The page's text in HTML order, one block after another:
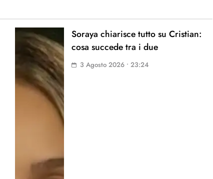
Soraya chiarisce tutto su Cristian:
cosa succede tra i due
3 Agosto 2026 • 23:24